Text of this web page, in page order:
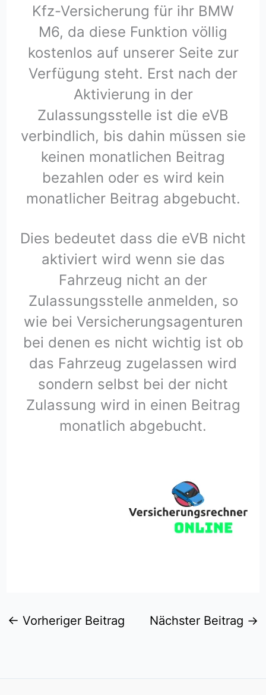
Kfz-Versicherung für ihr BMW
M6, da diese Funktion völlig
kostenlos auf unserer Seite zur
Verfügung steht. Erst nach der
Aktivierung in der
Zulassungsstelle ist die eVB
verbindlich, bis dahin müssen sie
keinen monatlichen Beitrag
bezahlen oder es wird kein
monatlicher Beitrag abgebucht.
Dies bedeutet dass die eVB nicht
aktiviert wird wenn sie das
Fahrzeug nicht an der
Zulassungsstelle anmelden, so
wie bei Versicherungsagenturen
bei denen es nicht wichtig ist ob
das Fahrzeug zugelassen wird
sondern selbst bei der nicht
Zulassung wird in einen Beitrag
monatlich abgebucht.
← Vorheriger Beitrag Nächster Beitrag →